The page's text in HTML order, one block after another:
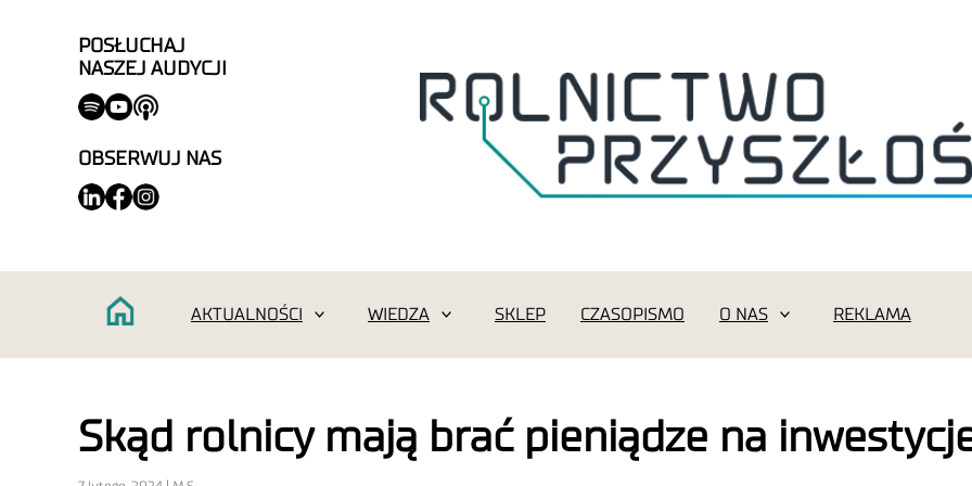
POSŁUCHAJ
NASZEJ AUDYCJI
OBSERWUJ NAS
AKTUALNOŚCI WIEDZA SKLEP CZASOPISMO O NAS REKLAMA
Skąd rolnicy mają brać pieniądze na